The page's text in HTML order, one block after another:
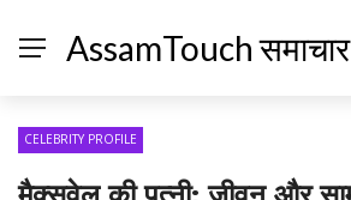
AssamTouch समाचार
CELEBRITY PROFILE